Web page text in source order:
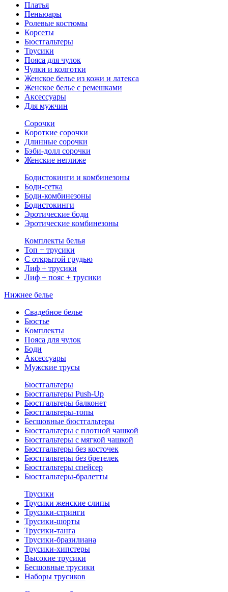
Платья
Пеньюары
Ролевые костюмы
Корсеты
Бюстгальтеры
Трусики
Пояса для чулок
Чулки и колготки
Женское белье из кожи и латекса
Женское белье с ремешками
Аксессуары
Для мужчин
Сорочки
Короткие сорочки
Длинные сорочки
Бэби-долл сорочки
Женские неглиже
Бодистокинги и комбинезоны
Боди-сетка
Боди-комбинезоны
Бодистокинги
Эротические боди
Эротические комбинезоны
Комплекты белья
Топ + трусики
С открытой грудью
Лиф + трусики
Лиф + пояс + трусики
Нижнее белье
Свадебное белье
Бюстье
Комплекты
Пояса для чулок
Боди
Аксессуары
Мужские трусы
Бюстгальтеры
Бюстгальтеры Push-Up
Бюстгальтеры балконет
Бюстгальтеры-топы
Бесшовные бюстгальтеры
Бюстгальтеры с плотной чашкой
Бюстгальтеры с мягкой чашкой
Бюстгальтеры без косточек
Бюстгальтеры без бретелек
Бюстгальтеры спейсер
Бюстгальтеры-бралетты
Трусики
Трусики женские слипы
Трусики-стринги
Трусики-шорты
Трусики-танга
Трусики-бразилиана
Трусики-хипстеры
Высокие трусики
Бесшовные трусики
Наборы трусиков